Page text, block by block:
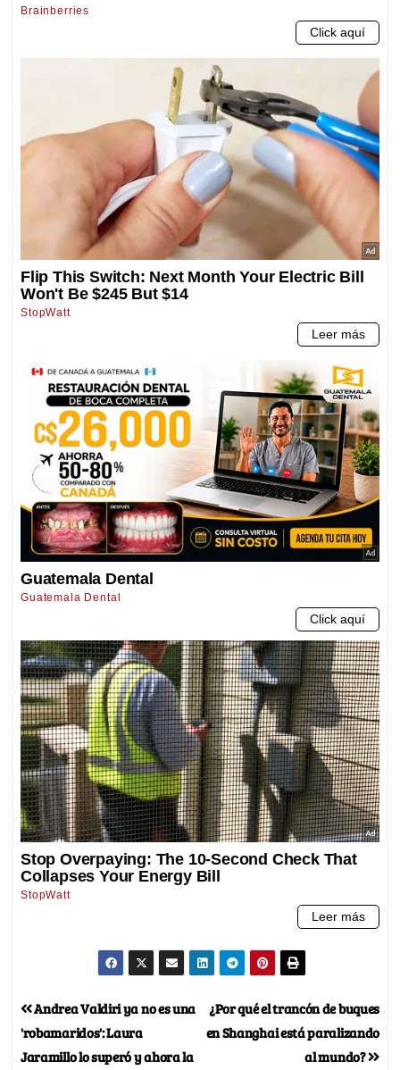
¿Por qué el trancón de buques
en Shanghai está paralizando
al mundo?
Andrea Valdiri ya no es una
'robamaridos': Laura
Jaramillo lo superó y ahora la